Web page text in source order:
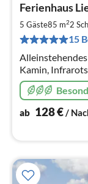
Ferienhaus
5 Gäste85 m22
15
Alleinstehendes
Kamin,
ab 128€/